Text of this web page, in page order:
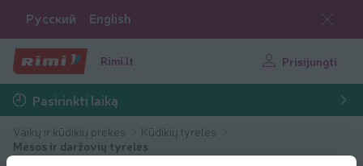
Русский English
Rimi.lt Prisijungti
Pasirinkti laiką
Vaikų ir kūdikių prekės
Kūdikių tyrelės
Mėsos ir daržovių tyrelės